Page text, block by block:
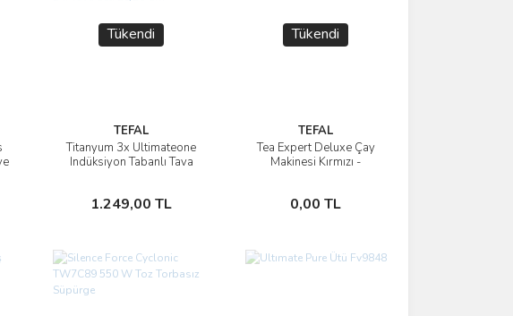
Tükendi
TEFAL
Titanyum 3x Ultimateone
Indüksiyon Tabanlı Tava
1.249,00 TL
İncele
Stokta Yok
Tükendi
TEFAL
Tea Expert Deluxe Çay
Makinesi Kırmızı -
0,00 TL
İncele
Stokta Yok